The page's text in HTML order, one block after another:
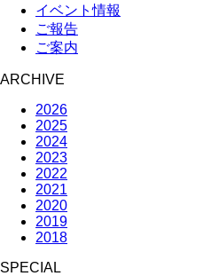
イベント情報
ご報告
ご案内
ARCHIVE
2026
2025
2024
2023
2022
2021
2020
2019
2018
SPECIAL